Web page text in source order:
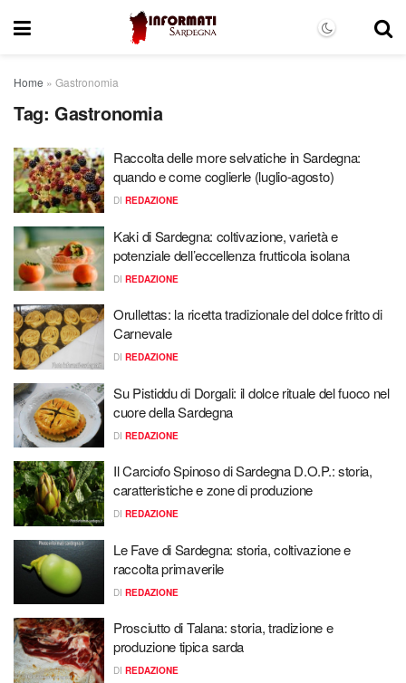
Home » Gastronomia
Tag: Gastronomia
Raccolta delle more selvatiche in Sardegna:
quando e come coglierle (luglio-agosto)
DI REDAZIONE
Kaki di Sardegna: coltivazione, varietà e
potenziale dell’eccellenza frutticola isolana
DI REDAZIONE
Orullettas: la ricetta tradizionale del dolce fritto di
Carnevale
DI REDAZIONE
Su Pistiddu di Dorgali: il dolce rituale del fuoco nel
cuore della Sardegna
DI REDAZIONE
Il Carciofo Spinoso di Sardegna D.O.P.: storia,
caratteristiche e zone di produzione
DI REDAZIONE
Le Fave di Sardegna: storia, coltivazione e
raccolta primaverile
DI REDAZIONE
Prosciutto di Talana: storia, tradizione e
produzione tipica sarda
DI REDAZIONE